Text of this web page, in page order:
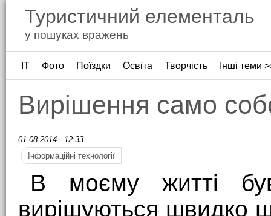
Туристичний елементаль
у пошуках вражень
ІТ Фото Поїздки Освіта Творчість Інші теми
Вирішення само
01.08.2014 - 12:33
Інформаційні технології
В моєму житті
вирішуються швидко